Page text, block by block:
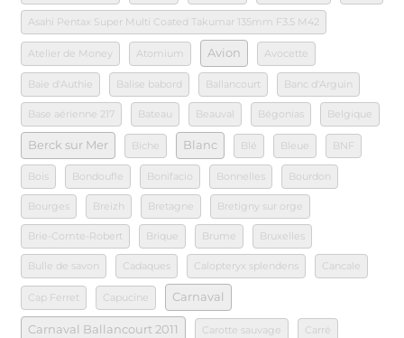
Asahi Pentax Super Multi Coated Takumar 135mm F3.5 M42
Atelier de Money Atomium Avion Avocette
Baie d'Authie Balise babord Ballancourt Banc d'Arguin
Base aérienne 217 Bateau Beauval Bégonias Belgique
Berck sur Mer Biche Blanc Blé Bleue BNF
Bois Bondoufle Bonifacio Bonnelles Bourdon
Bourges Breizh Bretagne Bretigny sur orge
Brie-Comte-Robert Brique Brume Bruxelles
Bulle de savon Cadaques Calopteryx splendens Cancale
Cap Ferret Capucine Carnaval
Carnaval Ballancourt 2011 Carotte sauvage Carré